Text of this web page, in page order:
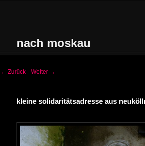
nach moskau
← Zurück Weiter →
kleine solidaritätsadresse aus